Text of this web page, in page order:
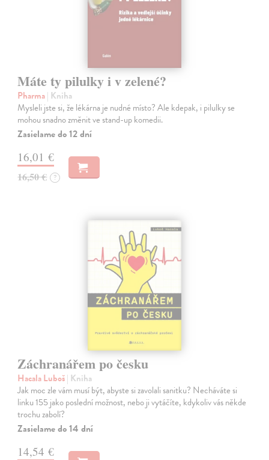
Máte ty pilulky i v zelené?
Pharma| Kniha
Mysleli jste si, že lékárna je nudné místo? Ale kdepak, i pilulky se
mohou snadno změnit ve stand-up komedii.
Zasielame do 12 dní
16,01 €
16,50 € ?
Záchranářem po česku
Hacala Luboš| Kniha
Jak moc zle vám musí být, abyste si zavolali sanitku? Necháváte si
linku 155 jako poslední možnost, nebo ji vytáčíte, kdykoliv vás někde
trochu zabolí?
Zasielame do 14 dní
14,54 €